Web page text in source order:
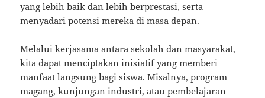
yang lebih baik dan lebih berprestasi, serta
menyadari potensi mereka di masa depan.
Melalui kerjasama antara sekolah dan masyarakat,
kita dapat menciptakan inisiatif yang memberi
manfaat langsung bagi siswa. Misalnya, program
magang, kunjungan industri, atau pembelajaran